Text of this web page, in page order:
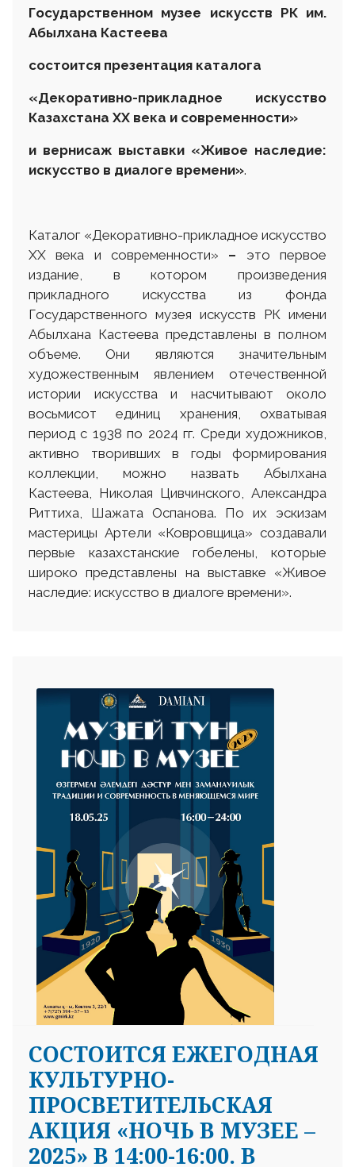
Государственном музее искусств РК им.
Абылхана Кастеева
состоится презентация каталога
«Декоративно-прикладное искусство
Казахстана ХХ века и современности»
и вернисаж выставки «Живое наследие:
искусство в диалоге времени».
Каталог «Декоративно-прикладное искусство
ХХ века и современности» – это первое
издание, в котором произведения
прикладного искусства из фонда
Государственного музея искусств РК имени
Абылхана Кастеева представлены в полном
объеме. Они являются значительным
художественным явлением отечественной
истории искусства и насчитывают около
восьмисот единиц хранения, охватывая
период с 1938 по 2024 гг. Среди художников,
активно творивших в годы формирования
коллекции, можно назвать Абылхана
Кастеева, Николая Цивчинского, Александра
Риттиха, Шажата Оспанова. По их эскизам
мастерицы Артели «Ковровщица» создавали
первые казахстанские гобелены, которые
широко представлены на выставке «Живое
наследие: искусство в диалоге времени».
СОСТОИТСЯ ЕЖЕГОДНАЯ
КУЛЬТУРНО-
ПРОСВЕТИТЕЛЬСКАЯ
АКЦИЯ «НОЧЬ В МУЗЕЕ –
2025» В 14:00-16:00. В